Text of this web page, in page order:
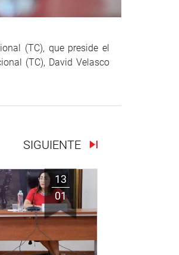
(TC), que preside el
(TC), David Velasco
SIGUIENTE
13
01